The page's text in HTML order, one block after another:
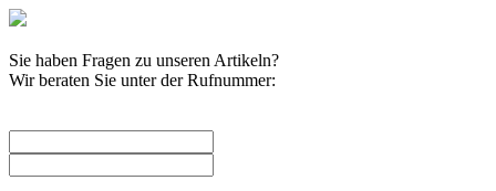
Sie haben Fragen zu unseren Artikeln?
Wir beraten Sie unter der Rufnummer: